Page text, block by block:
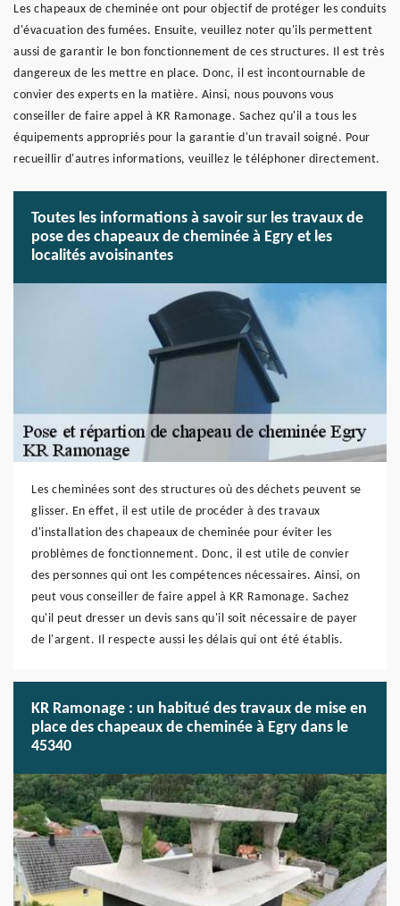
Les chapeaux de cheminée ont pour objectif de protéger les conduits
d'évacuation des fumées. Ensuite, veuillez noter qu'ils permettent
aussi de garantir le bon fonctionnement de ces structures. Il est très
dangereux de les mettre en place. Donc, il est incontournable de
convier des experts en la matière. Ainsi, nous pouvons vous
conseiller de faire appel à KR Ramonage. Sachez qu'il a tous les
équipements appropriés pour la garantie d'un travail soigné. Pour
recueillir d'autres informations, veuillez le téléphoner directement.
Toutes les informations à savoir sur les travaux de
pose des chapeaux de cheminée à Egry et les
localités avoisinantes
Les cheminées sont des structures où des déchets peuvent se
glisser. En effet, il est utile de procéder à des travaux
d'installation des chapeaux de cheminée pour éviter les
problèmes de fonctionnement. Donc, il est utile de convier
des personnes qui ont les compétences nécessaires. Ainsi, on
peut vous conseiller de faire appel à KR Ramonage. Sachez
qu'il peut dresser un devis sans qu'il soit nécessaire de payer
de l'argent. Il respecte aussi les délais qui ont été établis.
KR Ramonage : un habitué des travaux de mise en
place des chapeaux de cheminée à Egry dans le
45340